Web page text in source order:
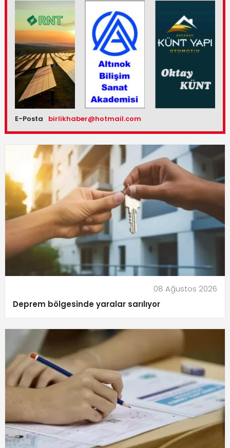
E-Posta birlikhaber@hotmail.com
08 Ağustos 2026
Deprem bölgesinde yaralar sarılıyor